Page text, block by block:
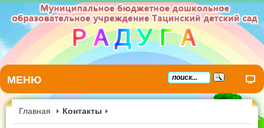
МЕНЮ
Главная Контакты